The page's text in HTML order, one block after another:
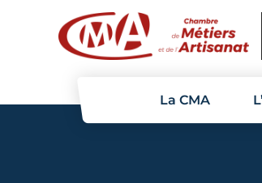
La CMA
Panneau de gestion des cookies